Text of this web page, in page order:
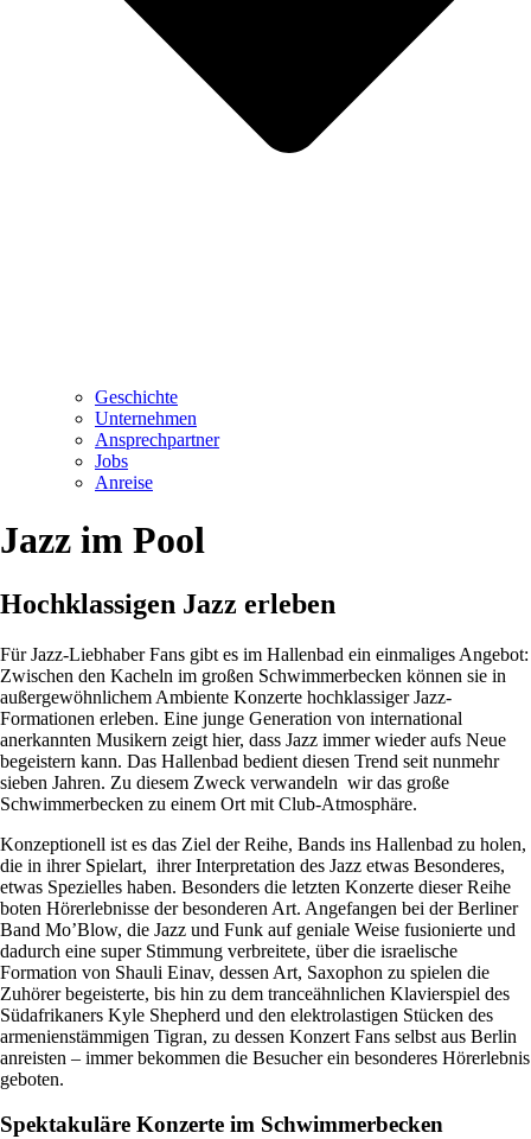
Geschichte
Unternehmen
Ansprechpartner
Jobs
Anreise
Jazz im Pool
Hochklassigen Jazz erleben
Für Jazz-Liebhaber Fans gibt es im Hallenbad ein einmaliges Angebot:
Zwischen den Kacheln im großen Schwimmerbecken können sie in
außergewöhnlichem Ambiente Konzerte hochklassiger Jazz-
Formationen erleben. Eine junge Generation von international
anerkannten Musikern zeigt hier, dass Jazz immer wieder aufs Neue
begeistern kann. Das Hallenbad bedient diesen Trend seit nunmehr
sieben Jahren. Zu diesem Zweck verwandeln wir das große
Schwimmerbecken zu einem Ort mit Club-Atmosphäre.
Konzeptionell ist es das Ziel der Reihe, Bands ins Hallenbad zu holen,
die in ihrer Spielart, ihrer Interpretation des Jazz etwas Besonderes,
etwas Spezielles haben. Besonders die letzten Konzerte dieser Reihe
boten Hörerlebnisse der besonderen Art. Angefangen bei der Berliner
Band Mo’Blow, die Jazz und Funk auf geniale Weise fusionierte und
dadurch eine super Stimmung verbreitete, über die israelische
Formation von Shauli Einav, dessen Art, Saxophon zu spielen die
Zuhörer begeisterte, bis hin zu dem tranceähnlichen Klavierspiel des
Südafrikaners Kyle Shepherd und den elektrolastigen Stücken des
armenienstämmigen Tigran, zu dessen Konzert Fans selbst aus Berlin
anreisten – immer bekommen die Besucher ein besonderes Hörerlebnis
geboten.
Spektakuläre Konzerte im Schwimmerbecken